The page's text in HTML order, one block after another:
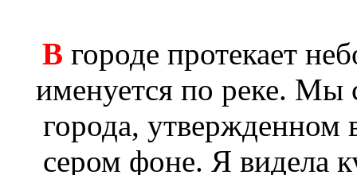
В городе протекает
именуется по реке. Мы
города, утвержденном
сером фоне. Я видела